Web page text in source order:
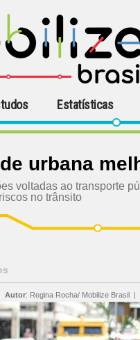
Estatísticas
urbana
voltadas ao transporte
no trânsito
| Autor: Regina Rocha/ Mobilize Brasil |